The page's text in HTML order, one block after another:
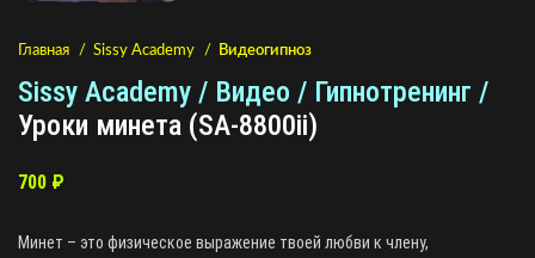
Главная Sissy Academy Видеогипноз
Sissy Academy / Видео / Гипнотренинг /
Уроки минета (SA-8800ii)
700 ₽
Минет – это физическое выражение твоей любви к члену,